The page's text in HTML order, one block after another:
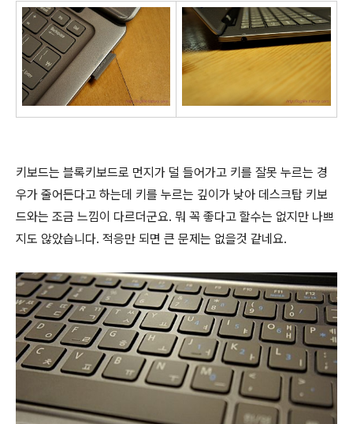
키보드는 블록키보드로 먼지가 덜 들어가고 키를 잘못 누르는 경
우가 줄어든다고 하는데 키를 누르는 깊이가 낮아 데스크탑 키보
드와는 조금 느낌이 다르더군요. 뭐 꼭 좋다고 할수는 없지만 나쁘
지도 않았습니다. 적응만 되면 큰 문제는 없을것 같네요.